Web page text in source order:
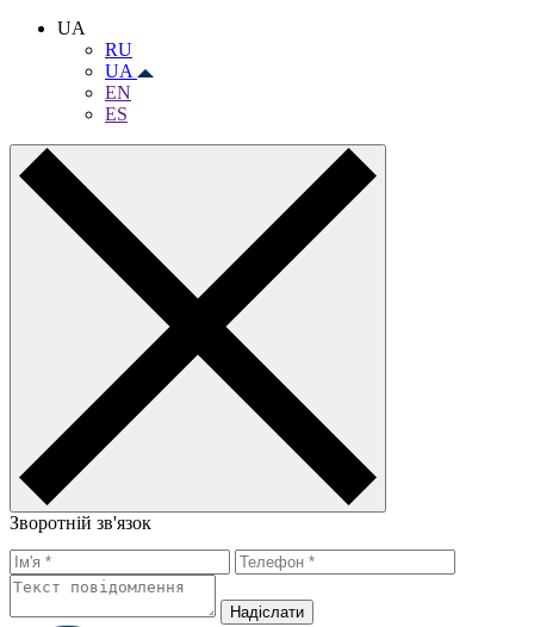
UA
RU
UA
EN
ES
Зворотній зв'язок
Надiслати